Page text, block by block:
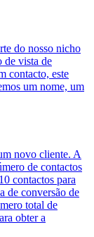
do nosso nicho
de vista de
contacto, este
um nome, um
novo cliente. A
de contactos
contactos para
de conversão de
total de
obter a